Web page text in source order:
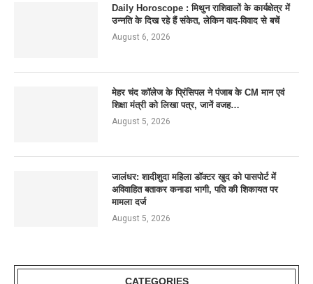
Daily Horoscope : मिथुन राशिवालों के कार्यक्षेत्र में
उन्नति के दिख रहे हैं संकेत, लेकिन वाद-विवाद से बचें
August 6, 2026
मेहर चंद कॉलेज के प्रिंसिपल ने पंजाब के CM मान एवं
शिक्षा मंत्री को लिखा पत्र, जानें वजह…
August 5, 2026
जालंधर: शादीशुदा महिला डॉक्टर खुद को पासपोर्ट में
अविवाहित बताकर कनाडा भागी, पति की शिकायत पर
मामला दर्ज
August 5, 2026
CATEGORIES